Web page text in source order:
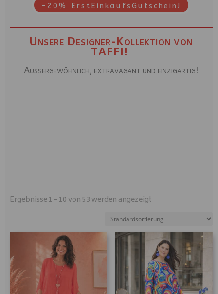
-20% ErstEinkaufsGutschein!
Unsere Designer-Kollektion von
TAFFI!
Aussergewöhnlich, extravagant und einzigartig!
Ergebnisse 1 – 10 von 53 werden angezeigt